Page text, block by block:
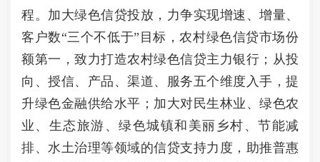
程。加大绿色信贷投放，力争实现增速、增量、
客户数“三个不低于”目标，农村绿色信贷市场份
额第一，致力打造农村绿色信贷主力银行；从投
向、授信、产品、渠道、服务五个维度入手，提
升绿色金融供给水平；加大对民生林业、绿色农
业、生态旅游、绿色城镇和美丽乡村、节能减
排、水土治理等领域的信贷支持力度，助推普惠